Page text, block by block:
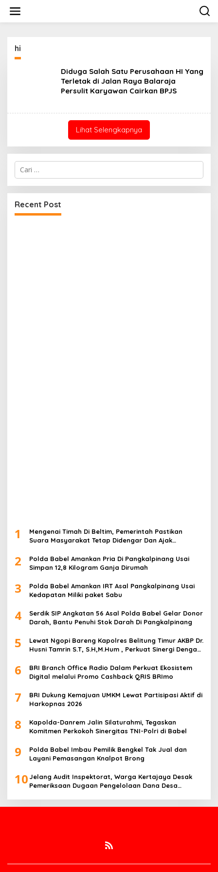
konten
hi
Diduga Salah Satu Perusahaan HI Yang
Terletak di Jalan Raya Balaraja
Persulit Karyawan Cairkan BPJS
Lihat Selengkapnya
Cari
untuk:
Recent Post
1
Mengenai Timah Di Beltim, Pemerintah Pastikan
Suara Masyarakat Tetap Didengar Dan Ajak
2
Polda Babel Amankan Pria Di Pangkalpinang Usai
Simpan 12,8 Kilogram Ganja Dirumah
3
Polda Babel Amankan IRT Asal Pangkalpinang Usai
Kedapatan Miliki paket Sabu
4
Serdik SIP Angkatan 56 Asal Polda Babel Gelar Donor
Darah, Bantu Penuhi Stok Darah Di Pangkalpinang
5
Lewat Ngopi Bareng Kapolres Belitung Timur AKBP Dr.
Husni Tamrin S.T, S.H,M.Hum , Perkuat Sinergi Dengan
6
BRI Branch Office Radio Dalam Perkuat Ekosistem
Digital melalui Promo Cashback QRIS BRImo
7
BRI Dukung Kemajuan UMKM Lewat Partisipasi Aktif di
Harkopnas 2026
8
Kapolda-Danrem Jalin Silaturahmi, Tegaskan
Komitmen Perkokoh Sinergitas TNI-Polri di Babel
9
Polda Babel Imbau Pemilik Bengkel Tak Jual dan
Layani Pemasangan Knalpot Brong
10 Jelang Audit Inspektorat, Warga Kertajaya Desak
Pemeriksaan Dugaan Pengelolaan Dana Desa